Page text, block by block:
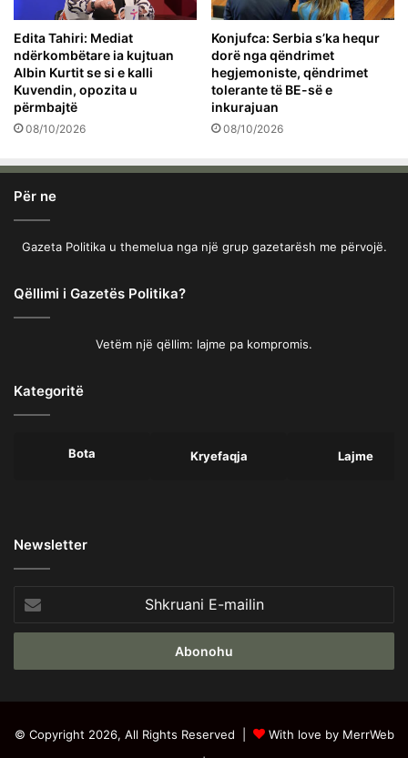
Edita Tahiri: Mediat
ndërkombëtare ia kujtuan
Albin Kurtit se si e kalli
Kuvendin, opozita u
përmbajtë
08/10/2026
Konjufca: Serbia s’ka hequr
dorë nga qëndrimet
hegjemoniste, qëndrimet
tolerante të BE-së e
inkurajuan
08/10/2026
Për ne
Gazeta Politika u themelua nga një grup gazetarësh me përvojë.
Qëllimi i Gazetës Politika?
Vetëm një qëllim: lajme pa kompromis.
Kategoritë
Bota Kryefaqja Lajme
Newsletter
E-
mailin
© Copyright 2026, All Rights Reserved |
With love by MerrWeb